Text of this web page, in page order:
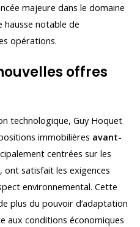
majeure dans le domaine
hausse notable de
opérations.
offres
technologique, Guy Hoquet
immobilières avant-
centrées sur les
ont satisfait les exigences
environnemental. Cette
plus du pouvoir d’adaptation
aux conditions économiques